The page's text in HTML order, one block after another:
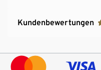
Kundenbewertungen